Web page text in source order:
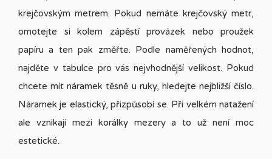
krejčovským metrem. Pokud nemáte krejčovský metr,
omotejte si kolem zápěstí provázek nebo proužek
papíru a ten pak změřte. Podle naměřených hodnot,
najděte v tabulce pro vás nejvhodnější velikost. Pokud
chcete mít náramek těsně u ruky, hledejte nejbližší číslo.
Náramek je elastický, přizpůsobí se. Při velkém natažení
ale vznikají mezi korálky mezery a to už není moc
estetické.